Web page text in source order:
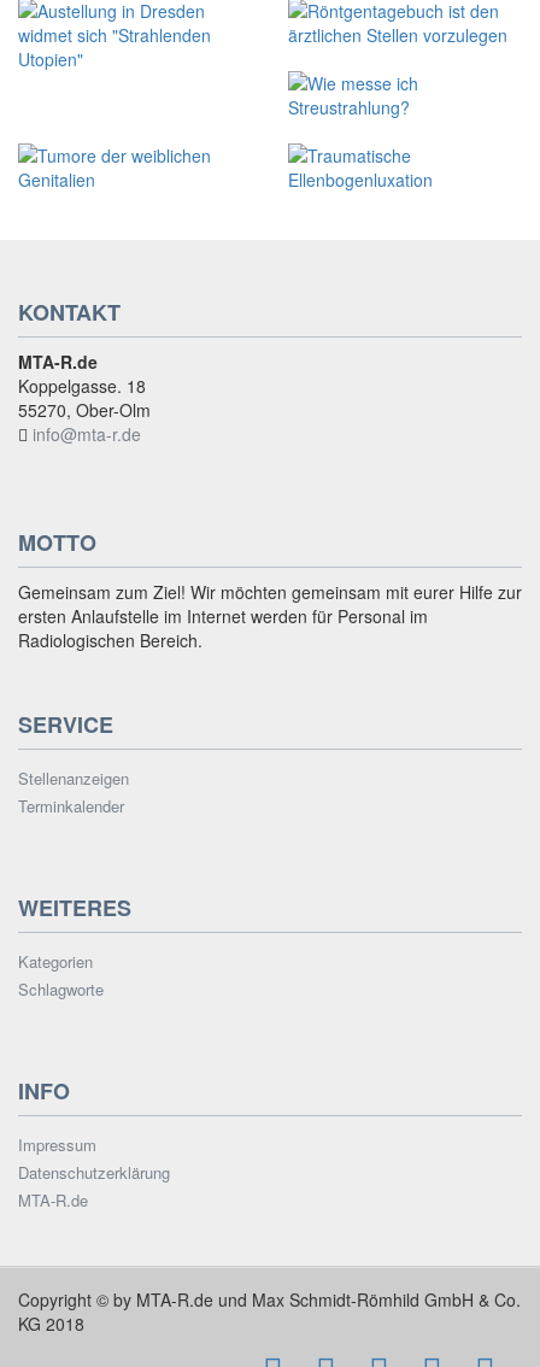
KONTAKT
MTA-R.de
Koppelgasse. 18
55270, Ober-Olm
info@mta-r.de
MOTTO
Gemeinsam zum Ziel! Wir möchten gemeinsam mit eurer Hilfe zur
ersten Anlaufstelle im Internet werden für Personal im
Radiologischen Bereich.
SERVICE
Stellenanzeigen
Terminkalender
WEITERES
Kategorien
Schlagworte
INFO
Impressum
Datenschutzerklärung
MTA-R.de
Copyright © by MTA-R.de und Max Schmidt-Römhild GmbH & Co.
KG 2018